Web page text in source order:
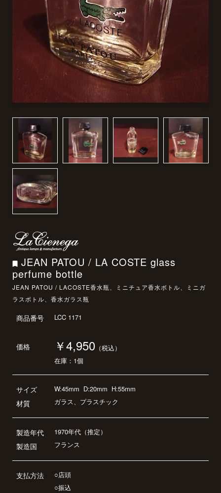
JEAN PATOU / LA COSTE glass
perfume bottle
JEAN PATOU / LACOSTE香水瓶、ミニチュア香水ボトル、ミニガ
ラスボトル、香水ガラス瓶
商品番号 LCC 1171
価格 ￥4,950 （税込）
在庫：1個
サイズ
材質
W:45mm D:20mm H:55mm
ガラス、プラスチック
製造年代
製造国
1970年代（推定）
フランス
支払方法
○店頭
○振込